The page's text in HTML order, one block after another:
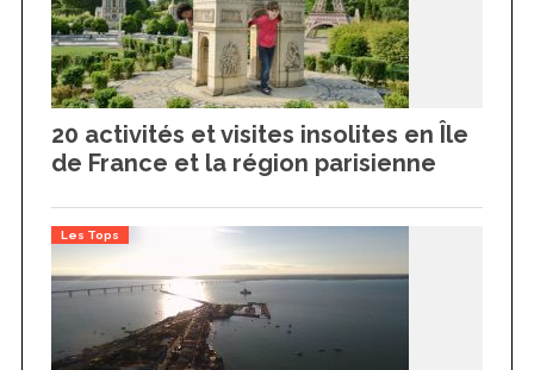
20 activités et visites insolites en Île
de France et la région parisienne
Les Tops